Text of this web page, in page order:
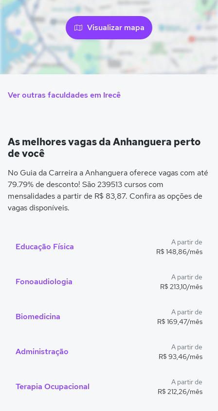
Visualizar mapa
Ver outras faculdades em Irecê
As melhores vagas da Anhanguera perto
de você
No Guia da Carreira a Anhanguera oferece vagas com até
79.79% de desconto! São 239513 cursos com
mensalidades a partir de R$ 83,87. Confira as opções de
vagas disponíveis.
Educação Física
A partir de
R$ 148,86/mês
Fonoaudiologia
A partir de
R$ 213,10/mês
Biomedicina
A partir de
R$ 169,47/mês
Administração
A partir de
R$ 93,46/mês
Terapia Ocupacional
A partir de
R$ 212,26/mês